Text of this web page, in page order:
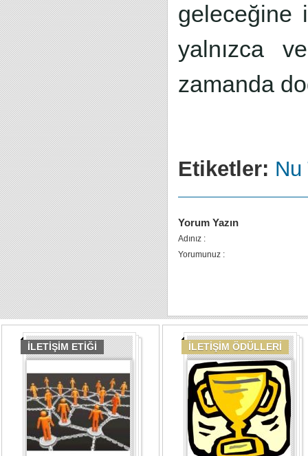
geleceğine
yalnızca
zamanda
Etiketler: Nu
Yorum Yazın
Adınız :
Yorumunuz :
İLETİŞİM ETİĞİ İLETİŞİM ÖDÜLLERİ